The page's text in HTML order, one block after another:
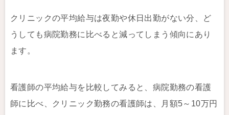
クリニックの平均給与は夜勤や休日出勤がない分、ど
うしても病院勤務に比べると減ってしまう傾向にあり
ます。
看護師の平均給与を比較してみると、病院勤務の看護
師に比べ、クリニック勤務の看護師は、月額5～10万円